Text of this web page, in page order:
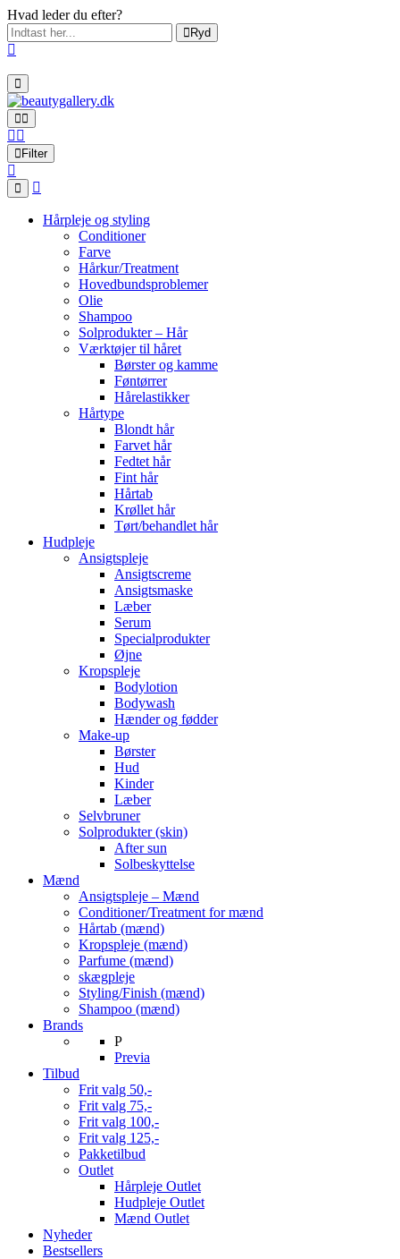
Hvad leder du efter?
Ryd
Filter
Hårpleje og styling
Conditioner
Farve
Hårkur/Treatment
Hovedbundsproblemer
Olie
Shampoo
Solprodukter – Hår
Værktøjer til håret
Børster og kamme
Føntørrer
Hårelastikker
Hårtype
Blondt hår
Farvet hår
Fedtet hår
Fint hår
Hårtab
Krøllet hår
Tørt/behandlet hår
Hudpleje
Ansigtspleje
Ansigtscreme
Ansigtsmaske
Læber
Serum
Specialprodukter
Øjne
Kropspleje
Bodylotion
Bodywash
Hænder og fødder
Make-up
Børster
Hud
Kinder
Læber
Selvbruner
Solprodukter (skin)
After sun
Solbeskyttelse
Mænd
Ansigtspleje – Mænd
Conditioner/Treatment for mænd
Hårtab (mænd)
Kropspleje (mænd)
Parfume (mænd)
skægpleje
Styling/Finish (mænd)
Shampoo (mænd)
Brands
P
Previa
Tilbud
Frit valg 50,-
Frit valg 75,-
Frit valg 100,-
Frit valg 125,-
Pakketilbud
Outlet
Hårpleje Outlet
Hudpleje Outlet
Mænd Outlet
Nyheder
Bestsellers